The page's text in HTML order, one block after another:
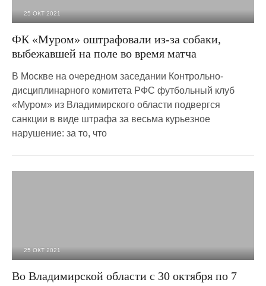
25 ОКТ 2021
ФК «Муром» оштрафовали из-за собаки,
выбежавшей на поле во время матча
В Москве на очередном заседании Контрольно-
дисциплинарного комитета РФС футбольный клуб
«Муром» из Владимирского области подвергся
санкции в виде штрафа за весьма курьезное
нарушение: за то, что
25 ОКТ 2021
Во Владимирской области с 30 октября по 7